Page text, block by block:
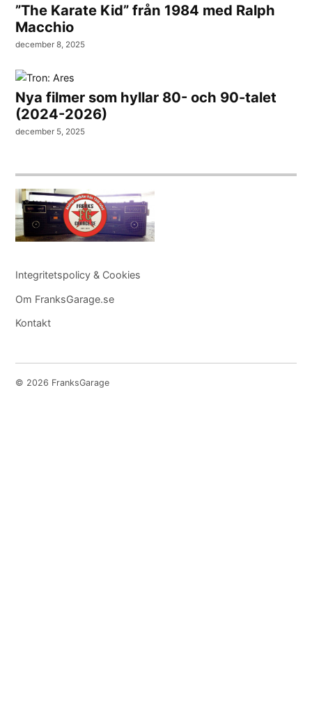
”The Karate Kid” från 1984 med Ralph
Macchio
december 8, 2025
Nya filmer som hyllar 80- och 90-talet
(2024-2026)
december 5, 2025
Integritetspolicy & Cookies
Om FranksGarage.se
Kontakt
© 2026 FranksGarage